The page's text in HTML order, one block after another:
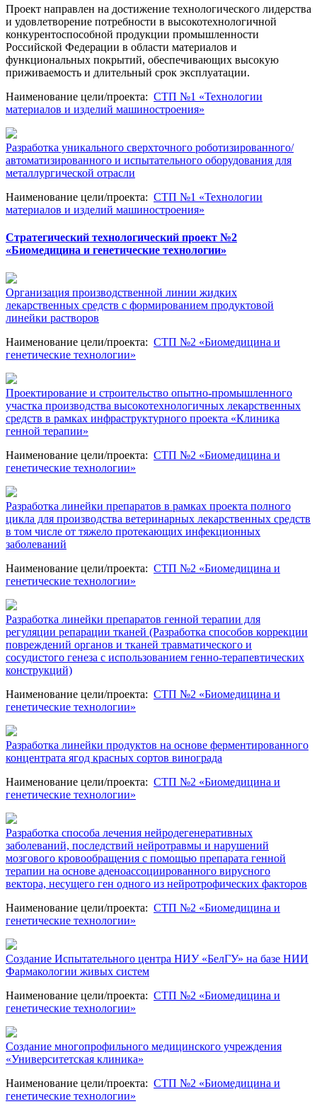
Проект направлен на достижение технологического лидерства
и удовлетворение потребности в высокотехнологичной
конкурентоспособной продукции промышленности
Российской Федерации в области материалов и
функциональных покрытий, обеспечивающих высокую
приживаемость и длительный срок эксплуатации.
Наименование цели/проекта: СТП №1 «Технологии
материалов и изделий машиностроения»
Разработка уникального сверхточного роботизированного/
автоматизированного и испытательного оборудования для
металлургической отрасли
Наименование цели/проекта: СТП №1 «Технологии
материалов и изделий машиностроения»
Стратегический технологический проект №2
«Биомедицина и генетические технологии»
Организация производственной линии жидких
лекарственных средств с формированием продуктовой
линейки растворов
Наименование цели/проекта: СТП №2 «Биомедицина и
генетические технологии»
Проектирование и строительство опытно-промышленного
участка производства высокотехнологичных лекарственных
средств в рамках инфраструктурного проекта «Клиника
генной терапии»
Наименование цели/проекта: СТП №2 «Биомедицина и
генетические технологии»
Разработка линейки препаратов в рамках проекта полного
цикла для производства ветеринарных лекарственных средств
в том числе от тяжело протекающих инфекционных
заболеваний
Наименование цели/проекта: СТП №2 «Биомедицина и
генетические технологии»
Разработка линейки препаратов генной терапии для
регуляции репарации тканей (Разработка способов коррекции
повреждений органов и тканей травматического и
сосудистого генеза с использованием генно-терапевтических
конструкций)
Наименование цели/проекта: СТП №2 «Биомедицина и
генетические технологии»
Разработка линейки продуктов на основе ферментированного
концентрата ягод красных сортов винограда
Наименование цели/проекта: СТП №2 «Биомедицина и
генетические технологии»
Разработка способа лечения нейродегенеративных
заболеваний, последствий нейротравмы и нарушений
мозгового кровообращения с помощью препарата генной
терапии на основе аденоассоциированного вирусного
вектора, несущего ген одного из нейротрофических факторов
Наименование цели/проекта: СТП №2 «Биомедицина и
генетические технологии»
Создание Испытательного центра НИУ «БелГУ» на базе НИИ
Фармакологии живых систем
Наименование цели/проекта: СТП №2 «Биомедицина и
генетические технологии»
Создание многопрофильного медицинского учреждения
«Университетская клиника»
Наименование цели/проекта: СТП №2 «Биомедицина и
генетические технологии»